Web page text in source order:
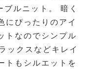
ルニット。 暗く
にぴったりのアイ
トなのでシンプル
ックスなどキレイ
トもシルエットを